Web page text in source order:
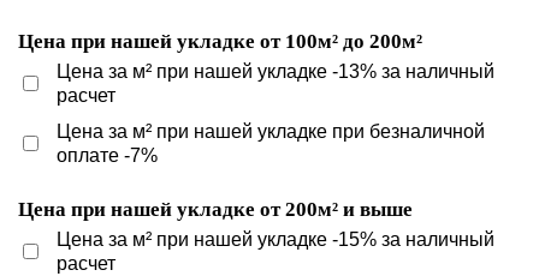
Цена при нашей укладке от 100м² до 200м²
Цена за м² при нашей укладке -13% за наличный
расчет
Цена за м² при нашей укладке при безналичной
оплате -7%
Цена при нашей укладке от 200м² и выше
Цена за м² при нашей укладке -15% за наличный
расчет